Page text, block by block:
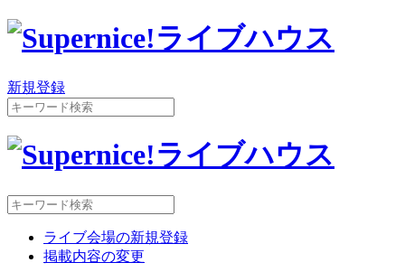
新規登録
ライブ会場の新規登録
掲載内容の変更